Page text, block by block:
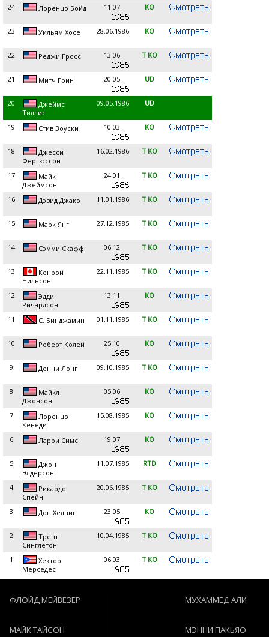
24 Лоренцо Бойд 11.07. KO
23 Уильям Хосе 28.06.1986 KO
22 Реджи Гросс 13.06. T KO
21 Митч Грин 20.05. UD
20
Джеймс
Тиллис
09.05.1986 UD
19 Стив Зоуски 10.03. KO
18
Джесси
Фергюссон
16.02.1986 T KO
17
Майк
Джеймсон
24.01. T KO
16 Дэвид Джако 11.01.1986 T KO
15 Марк Янг 27.12.1985 T KO
14 Сэмми Скафф 06.12. T KO
13
Конрой
Нильсон
22.11.1985 T KO
12
Эдди
Ричардсон
13.11. KO
11 С. Бинджамин 01.11.1985 T KO
10 Роберт Колей 25.10. KO
9 Донни Лонг 09.10.1985 T KO
8
Майкл
Джонсон
05.06. KO
7
Лоренцо
Кенеди
15.08.1985 KO
6 Ларри Симс 19.07. KO
5
Джон
Элдерсон
11.07.1985 RTD
4
Рикардо
Спейн
20.06.1985 T KO
3 Дон Хелпин 23.05. KO
2
Трент
Синглетон
10.04.1985 T KO
1
Хектор
Мерседес
06.03. T KO
ФЛОЙД МЕЙВЕЗЕР
МАЙК ТАЙСОН
МУХАММЕД АЛИ
МЭННИ ПАКЬЯО